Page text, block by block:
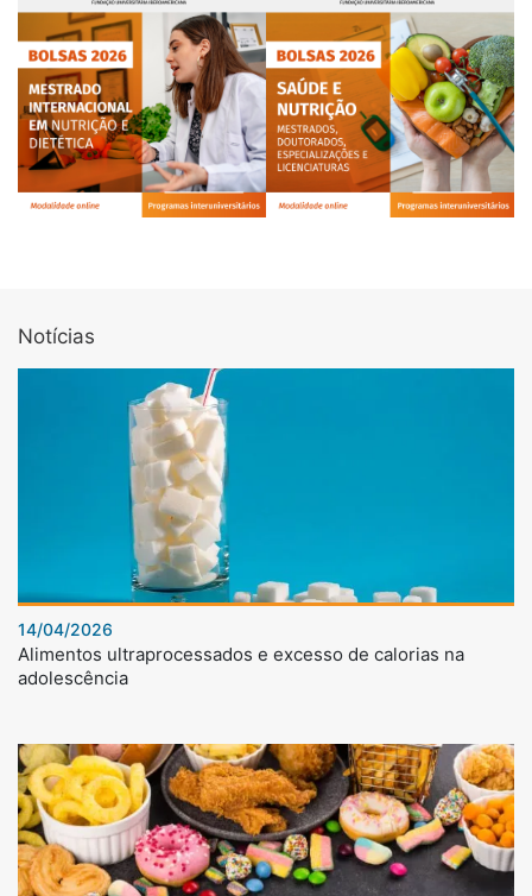
Notícias
14/04/2026
Alimentos ultraprocessados e excesso de calorias na
adolescência